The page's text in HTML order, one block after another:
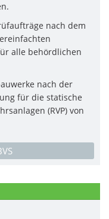
nach dem
alle behördlichen
nach der
für die statische
(RVP) von